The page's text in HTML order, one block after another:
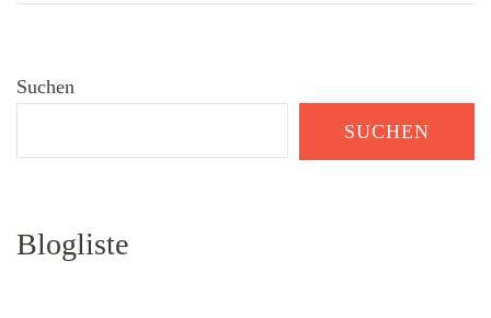
Suchen
SUCHEN
Blogliste